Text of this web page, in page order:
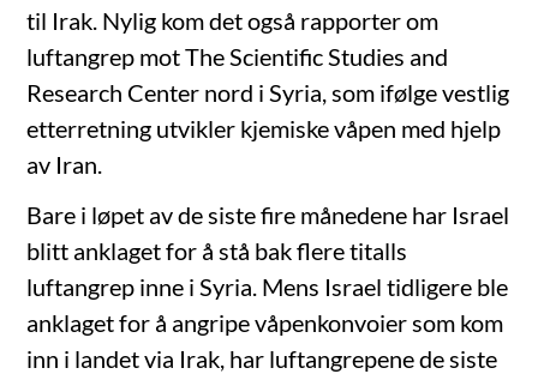
til Irak. Nylig kom det også rapporter om
luftangrep mot The Scientific Studies and
Research Center nord i Syria, som ifølge vestlig
etterretning utvikler kjemiske våpen med hjelp
av Iran.
Bare i løpet av de siste fire månedene har Israel
blitt anklaget for å stå bak flere titalls
luftangrep inne i Syria. Mens Israel tidligere ble
anklaget for å angripe våpenkonvoier som kom
inn i landet via Irak, har luftangrepene de siste